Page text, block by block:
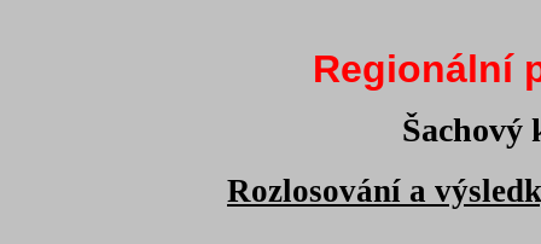
Regionální
Šachový
Rozlosování a